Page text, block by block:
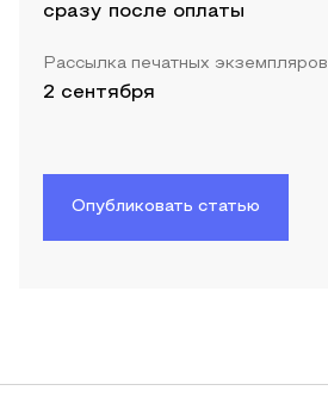
сразу после оплаты
Рассылка печатных экземпляров
2 сентября
Опубликовать статью